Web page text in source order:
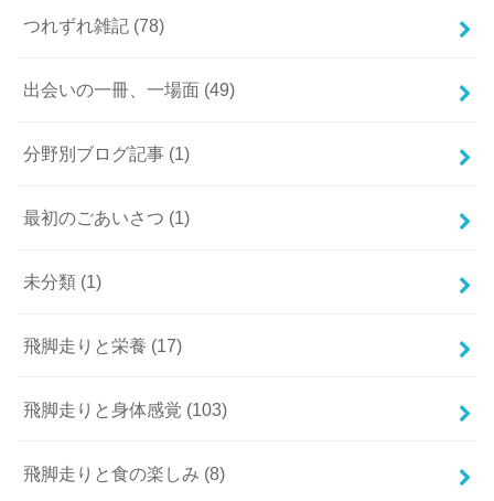
つれずれ雑記 (78)
出会いの一冊、一場面 (49)
分野別ブログ記事 (1)
最初のごあいさつ (1)
未分類 (1)
飛脚走りと栄養 (17)
飛脚走りと身体感覚 (103)
飛脚走りと食の楽しみ (8)